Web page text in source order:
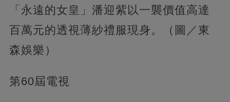
「永遠的女皇」潘迎紫以一襲價值高達
百萬元的透視薄紗禮服現身。（圖／東
森娛樂）
第60屆電視